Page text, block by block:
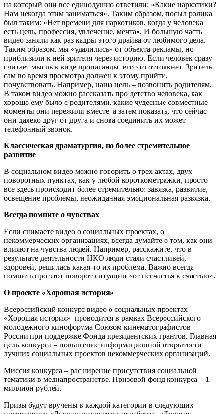
на который они все единодушно ответили: «Какие наркотики?
Нам некогда этим заниматься». Таким образом, посыл ролика
был таким: «Нет времени для наркотиков, когда у человека
есть цель, профессия, увлечение, мечта». И большую часть
видео заняли как раз кадры этого драйва от любимого дела.
Таким образом, мы «удалились» от объекта рекламы, но
приблизили к ней зрителя через историю. Если человек сразу
считает мысль в виде пропаганды, его это оттолкнет. Зритель
сам во время просмотра должен к этому прийти,
почувствовать. Например, наша цель – позвонить родителям.
В таком видео можно рассказать про детство человека, как
хорошо ему было с родителями, какие чудесные совместные
моменты они пережили вместе, а затем показать, что сейчас
они далеко друг от друга и снова соединить их может
телефонный звонок.
Классическая драматургия, но более стремительное
развитие
В социальном видео можно говорить о трех актах, двух
поворотных пунктах, как у любой короткометражки, просто
все здесь происходит более стремительно: завязка, развитие,
освещение проблемы, неожиданная эмоциональная развязка.
Всегда помните о чувствах
Если снимаете видео о социальных проектах, о
некоммерческих организациях, всегда думайте о том, как они
влияют на чувства людей. Например, расскажите, что в
результате деятельности НКО люди стали счастливей,
здоровей, решилась какая-то их проблема. Важно всегда
помнить про этот поворот ситуации «от несчастья к счастью».
О проекте «Хорошая история»
Всероссийский конкурс видео о социальных проектах
«Хорошая история» проводится в рамках Всероссийского
молодежного кинофорума Союзом кинематографистов
России при поддержке Фонда президентских грантов. Главная
цель конкурса – повышение информационной открытости
лучших социальных проектов некоммерческих организаций.
Миссия конкурса – расширение присутствия социальной
тематики в медиапространстве. Призовой фонд конкурса – 1
миллион рублей.
Призы будут вручены в каждой категории в следующих